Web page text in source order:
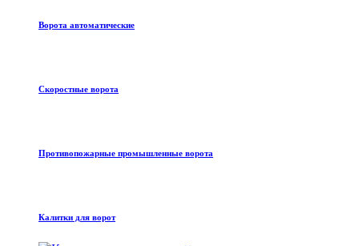
Ворота автоматические
Скоростные ворота
Противопожарные промышленные ворота
Калитки для ворот